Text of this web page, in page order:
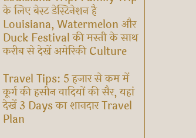
के लिए बेस्ट डेस्टिनेशन है
Louisiana, Watermelon और
Duck Festival की मस्ती के साथ
करीब से देखें अमेरिकी Culture
Travel Tips: 5 हजार से कम में
कूर्ग की हसीन वादियों की सैर, यहां
देखें 3 Days का शानदार Travel
Plan